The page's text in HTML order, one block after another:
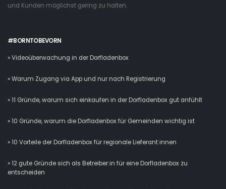
und Kunden möglichst gering zu halten.
#BORNTOBEVORN
» Videoüberwachung in der Dorfladenbox
» Warum Zugang via App und nur nach Registrierung
» 11 Gründe, warum sich einkaufen in der Dorfladenbox gut anfühlt
» 10 Gründe, warum die Dorfladenbox für Gemeinden wichtig ist
» 10 Vorteile der Dorfladenbox für regionale Lieferant:innen
» 12 gute Gründe sich als Betreiber:in für eine Dorfladenbox zu
entscheiden